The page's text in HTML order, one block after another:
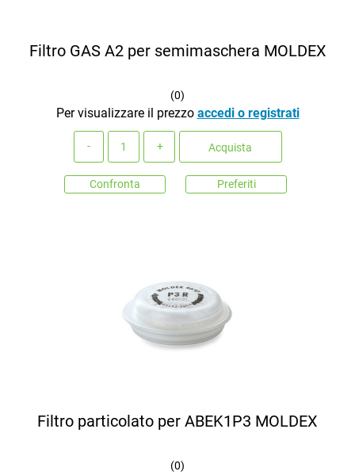
Filtro GAS A2 per semimaschera MOLDEX
(0)
Per visualizzare il prezzo accedi o registrati
Acquista
Confronta Preferiti
Filtro particolato per ABEK1P3 MOLDEX
(0)